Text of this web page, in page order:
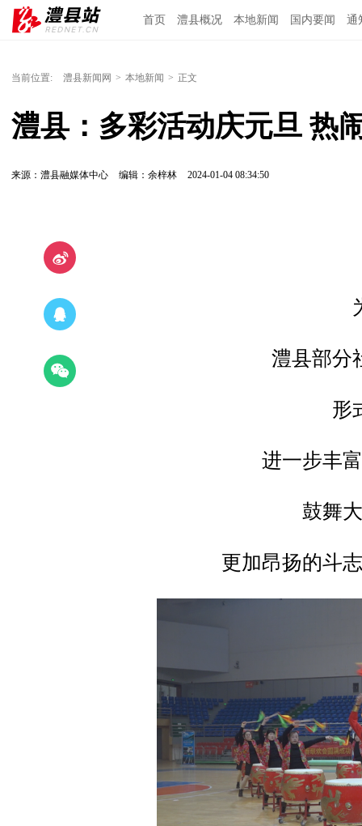
首页 澧县概况 本地新闻 国内要闻 通
当前位置: 澧县新闻网 > 本地新闻 > 正文
澧县：多彩活动庆元旦 热
来源：澧县融媒体中心 编辑：余梓林 2024-01-04 08:34:50
澧县部分
形
进一步丰
鼓舞
更加昂扬的斗